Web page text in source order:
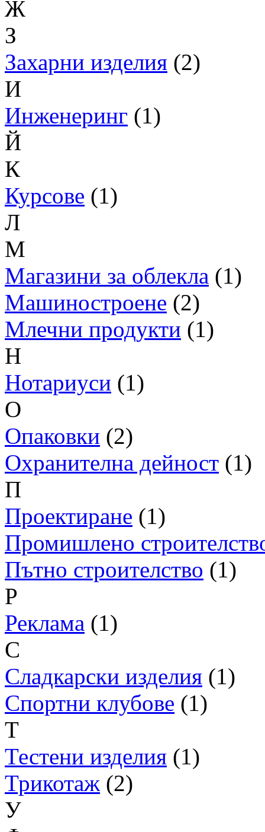
Ж
З
Захарни изделия (2)
И
Инженеринг (1)
Й
К
Курсове (1)
Л
М
Магазини за облекла (1)
Машиностроене (2)
Млечни продукти (1)
Н
Нотариуси (1)
О
Опаковки (2)
Охранителна дейност (1)
П
Проектиране (1)
Промишлено
Пътно строителство (1)
Р
Реклама (1)
С
Сладкарски изделия (1)
Спортни клубове (1)
Т
Тестени изделия (1)
Трикотаж (2)
У